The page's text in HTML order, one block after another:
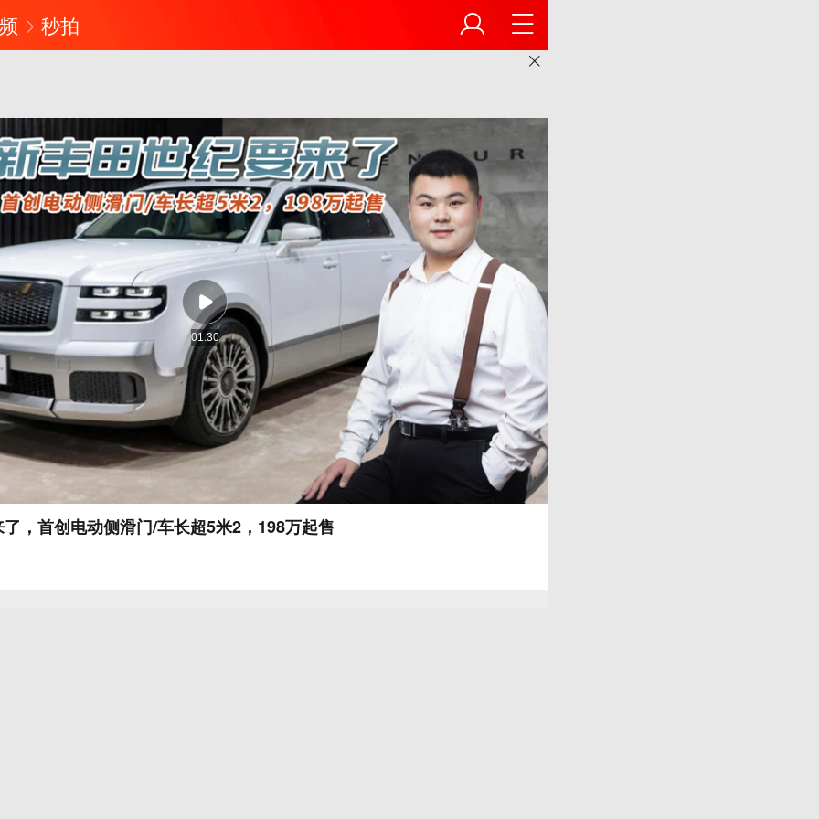
秒拍
01:30
，首创电动侧滑门/车长超5米2，198万起售